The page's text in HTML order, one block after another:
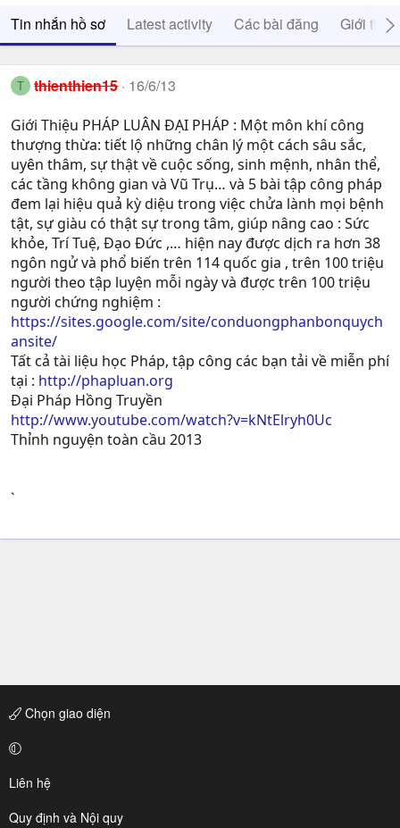
Tin nhắn hồ sơ Latest activity Các bài đăng Giới thiệu
T thienthien15 16/6/13
Giới Thiệu PHÁP LUÂN ĐẠI PHÁP : Một môn khí công
thượng thừa: tiết lộ những chân lý một cách sâu sắc,
uyên thâm, sự thật về cuộc sống, sinh mệnh, nhân thể,
các tầng không gian và Vũ Trụ… và 5 bài tập công pháp
đem lại hiệu quả kỳ diệu trong việc chửa lành mọi bệnh
tật, sự giàu có thật sự trong tâm, giúp nâng cao : Sức
khỏe, Trí Tuệ, Ðạo Ðức ,… hiện nay được dịch ra hơn 38
ngôn ngử và phổ biến trên 114 quốc gia , trên 100 triệu
người theo tập luyện mỗi ngày và được trên 100 triệu
người chứng nghiệm :
https://sites.google.com/site/conduongphanbonquych
ansite/
Tất cả tài liệu học Pháp, tập công các bạn tải về miễn phí
tại : http://phapluan.org
Đại Pháp Hồng Truyền
http://www.youtube.com/watch?v=kNtElryh0Uc
Thỉnh nguyện toàn cầu 2013
`
Chọn giao diện
Liên hệ
Quy định và Nội quy